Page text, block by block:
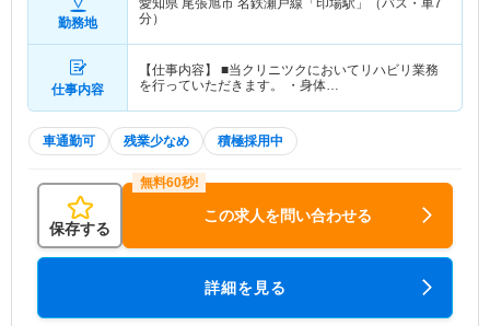
勤務地
愛知県 尾張旭市 名鉄瀬戸線「印場駅」（バス・車7
分）
仕事内容
【仕事内容】 ■当クリニツクにおいてリハビリ業務
を行っていただきます。 ・身体…
車通勤可 残業少なめ 積極採用中
保存する
この求人を問い合わせる
詳細を見る